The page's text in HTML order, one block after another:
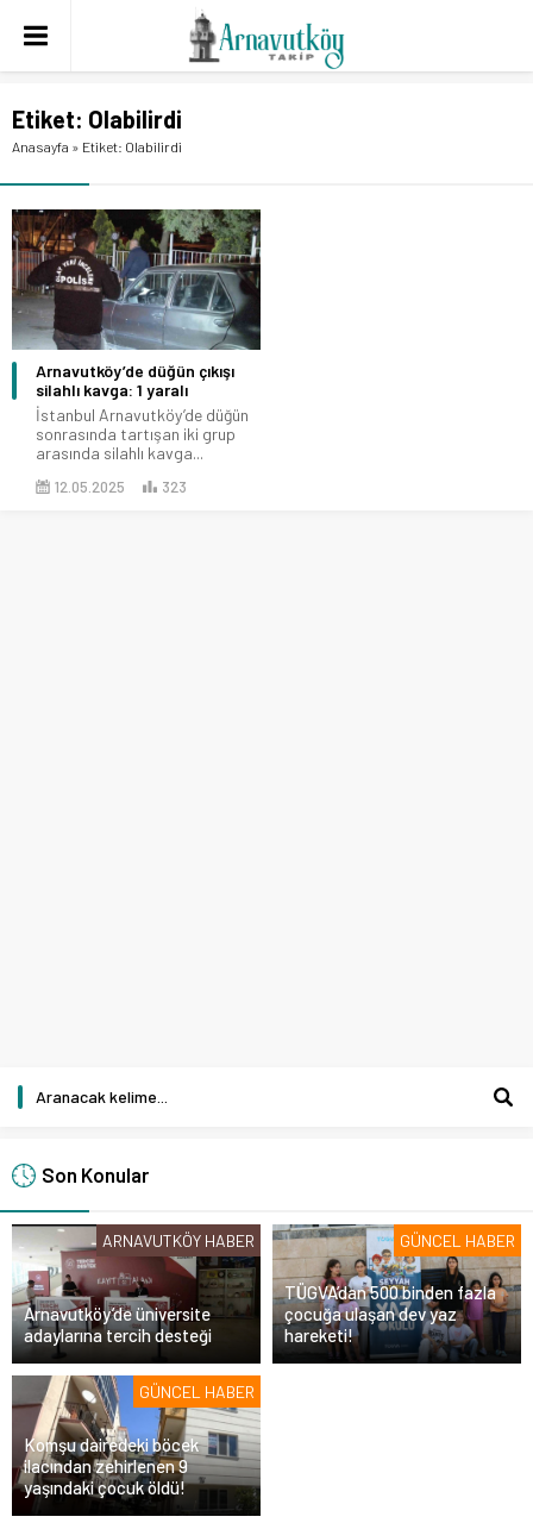
Etiket: Olabilirdi
Anasayfa » Etiket: Olabilirdi
Arnavutköy’de düğün çıkışı
silahlı kavga: 1 yaralı
İstanbul Arnavutköy’de düğün
sonrasında tartışan iki grup
arasında silahlı kavga...
12.05.2025 323
Son Konular
ARNAVUTKÖY HABER
Arnavutköy’de üniversite
adaylarına tercih desteği
GÜNCEL HABER
TÜGVA’dan 500 binden fazla
çocuğa ulaşan dev yaz
hareketi!
GÜNCEL HABER
Komşu dairedeki böcek
ilacından zehirlenen 9
yaşındaki çocuk öldü!